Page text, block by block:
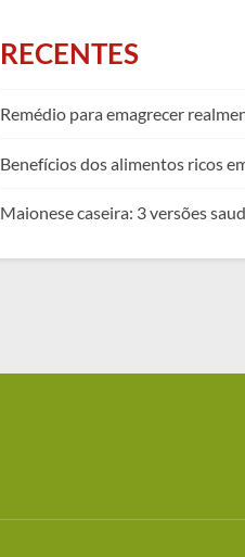
RECENTES
Remédio para emagrecer
Benefícios dos alimentos ricos
Maionese caseira: 3 versões